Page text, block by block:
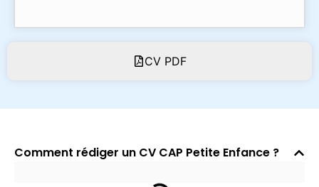
CV PDF
Comment rédiger un CV CAP Petite Enfance ?